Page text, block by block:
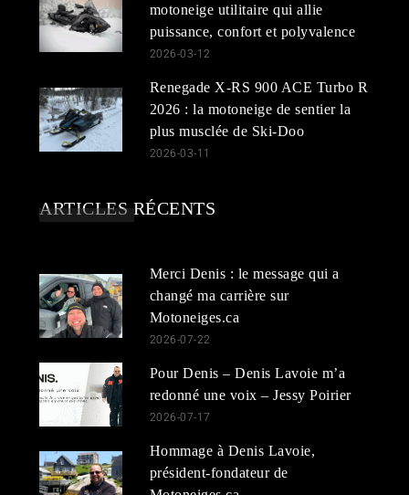
motoneige utilitaire qui allie
puissance, confort et polyvalence
2026-03-12
Renegade X-RS 900 ACE Turbo R
2026 : la motoneige de sentier la
plus musclée de Ski-Doo
2026-03-11
ARTICLES RÉCENTS
Merci Denis : le message qui a
changé ma carrière sur
Motoneiges.ca
2026-07-22
Pour Denis – Denis Lavoie m’a
redonné une voix – Jessy Poirier
2026-07-17
Hommage à Denis Lavoie,
président-fondateur de